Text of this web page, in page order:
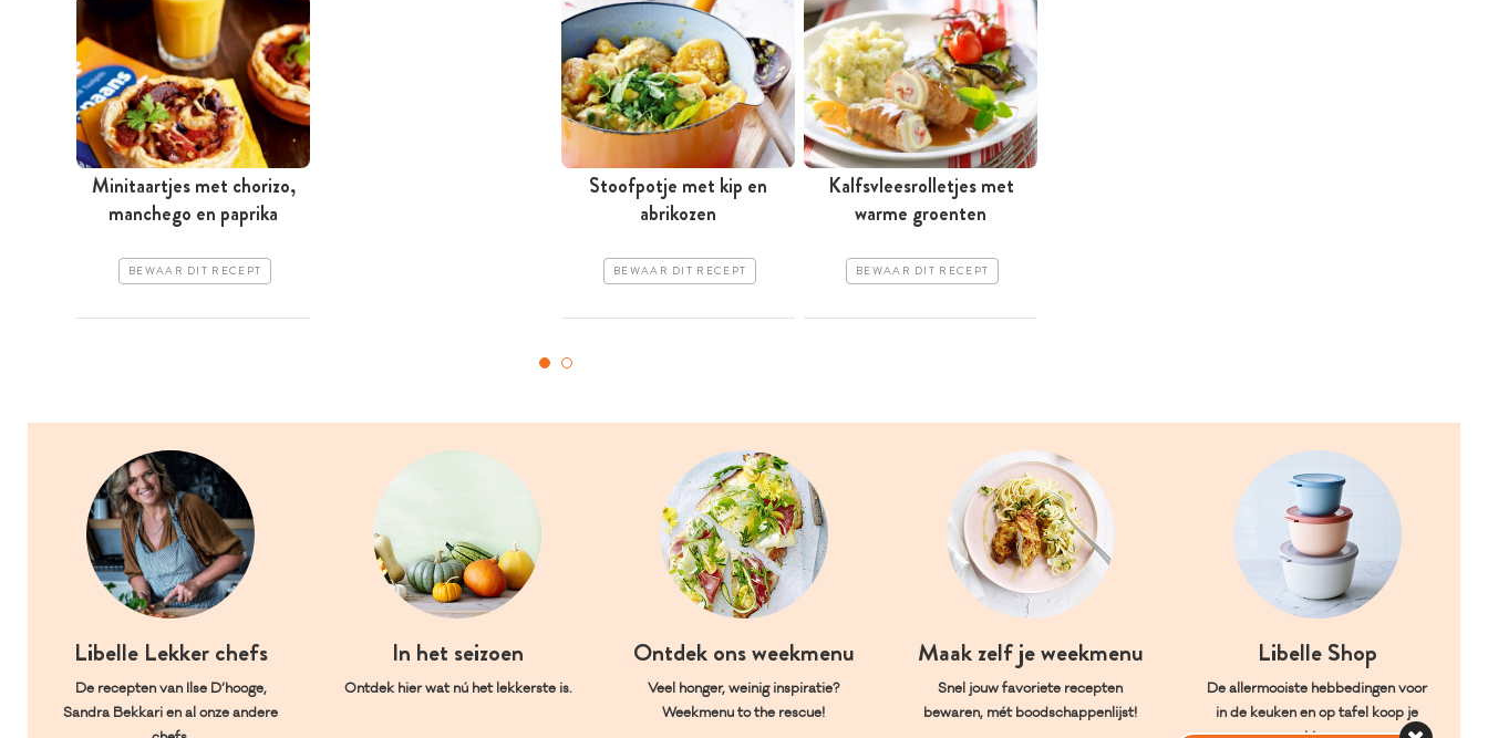
Minitaartjes met chorizo,
manchego en paprika
BEWAAR DIT RECEPT
Stoofpotje met kip en
abrikozen
BEWAAR DIT RECEPT
Kalfsvleesrolletjes met
warme groenten
BEWAAR DIT RECEPT
Libelle Lekker chefs
De recepten van Ilse D’hooge,
Sandra Bekkari en al onze andere
In het seizoen
Ontdek hier wat nú het lekkerste is.
Ontdek ons weekmenu
Veel honger, weinig inspiratie?
Weekmenu to the rescue!
Maak zelf je weekmenu
Snel jouw favoriete recepten
bewaren, mét boodschappenlijst!
Libelle Shop
De allermooiste hebbedingen voor
in de keuken en op tafel koop je